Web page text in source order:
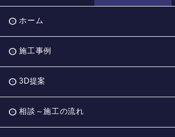
ホーム
施工事例
3D提案
相談～施工の流れ